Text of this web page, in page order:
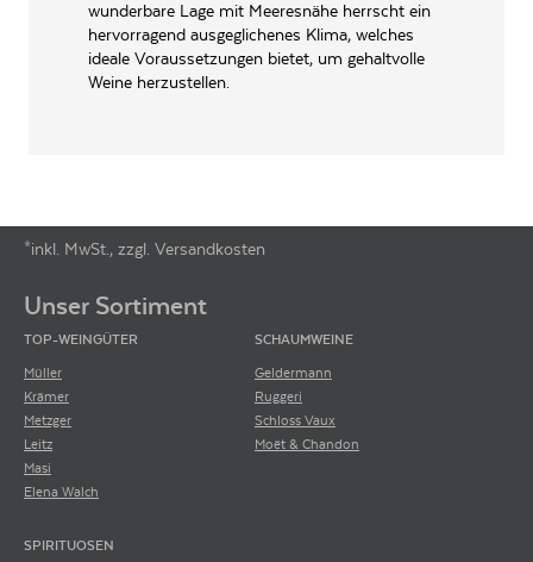
WEINTYPGESCHMACK Trocken
4046396121000
wunderbare Lage mit Meeresnähe herrscht ein
hervorragend ausgeglichenes Klima, welches
ideale Voraussetzungen bietet, um gehaltvolle
Weine herzustellen.
*inkl. MwSt., zzgl. Versandkosten
Unser Sortiment
TOP-WEINGÜTER
Müller
Krämer
Metzger
Leitz
Masi
Elena Walch
SCHAUMWEINE
Geldermann
Ruggeri
Schloss Vaux
Moët & Chandon
SPIRITUOSEN